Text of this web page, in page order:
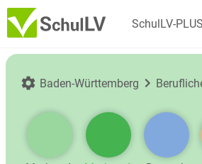
SchulLV-PLUS
Baden-Württemberg